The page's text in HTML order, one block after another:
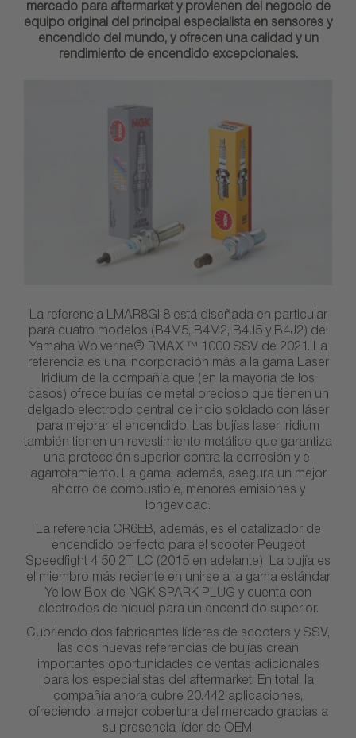
mercado para aftermarket y provienen del negocio de
equipo original del principal especialista en sensores y
encendido del mundo, y ofrecen una calidad y un
rendimiento de encendido excepcionales.
La referencia LMAR8GI-8 está diseñada en particular
para cuatro modelos (B4M5, B4M2, B4J5 y B4J2) del
Yamaha Wolverine® RMAX ™ 1000 SSV de 2021. La
referencia es una incorporación más a la gama Laser
Iridium de la compañía que (en la mayoría de los
casos) ofrece bujías de metal precioso que tienen un
delgado electrodo central de iridio soldado con láser
para mejorar el encendido. Las bujías laser Iridium
también tienen un revestimiento metálico que garantiza
una protección superior contra la corrosión y el
agarrotamiento. La gama, además, asegura un mejor
ahorro de combustible, menores emisiones y
longevidad.
La referencia CR6EB, además, es el catalizador de
encendido perfecto para el scooter Peugeot
Speedfight 4 50 2T LC (2015 en adelante). La bujía es
el miembro más reciente en unirse a la gama estándar
Yellow Box de NGK SPARK PLUG y cuenta con
electrodos de níquel para un encendido superior.
Cubriendo dos fabricantes líderes de scooters y SSV,
las dos nuevas referencias de bujías crean
importantes oportunidades de ventas adicionales
para los especialistas del aftermarket. En total, la
compañía ahora cubre 20.442 aplicaciones,
ofreciendo la mejor cobertura del mercado gracias a
su presencia líder de OEM.